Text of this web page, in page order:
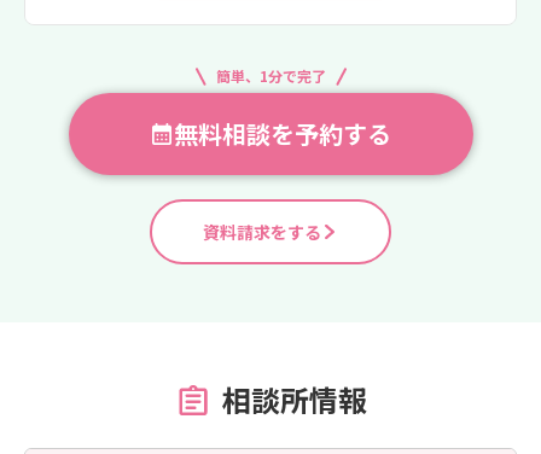
簡単、1分で完了
無料相談を予約する
資料請求をする
相談所情報